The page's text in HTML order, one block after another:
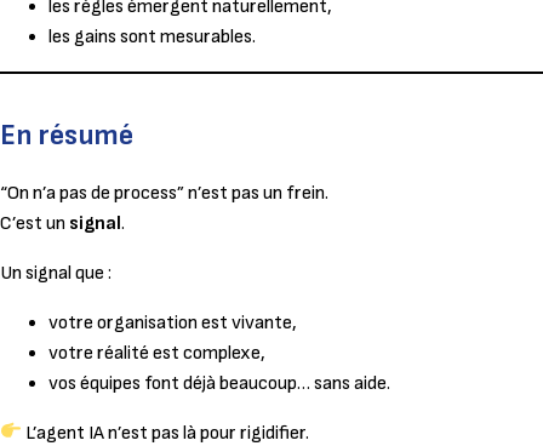
les règles émergent naturellement,
les gains sont mesurables.
En résumé
“On n’a pas de process” n’est pas un frein.
C’est un signal.
Un signal que :
votre organisation est vivante,
votre réalité est complexe,
vos équipes font déjà beaucoup… sans aide.
L’agent IA n’est pas là pour rigidifier.